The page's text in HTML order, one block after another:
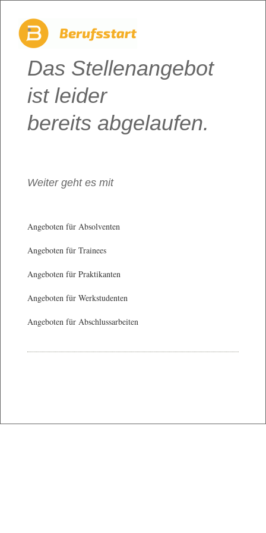
Das Stellenangebot
ist leider
bereits abgelaufen.
Weiter geht es mit
Angeboten für Absolventen
Angeboten für Trainees
Angeboten für Praktikanten
Angeboten für Werkstudenten
Angeboten für Abschlussarbeiten